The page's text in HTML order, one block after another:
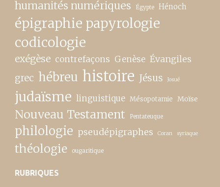
humanités numériques Égypte Hénoch
épigraphie papyrologie
codicologie
exégèse contrefaçons Genèse Évangiles
grec hébreu histoire Jésus Josué
judaïsme linguistique Mésopotamie Moïse
Nouveau Testament Pentateuque
philologie pseudépigraphes Coran syriaque
théologie ougaritique
RUBRIQUES